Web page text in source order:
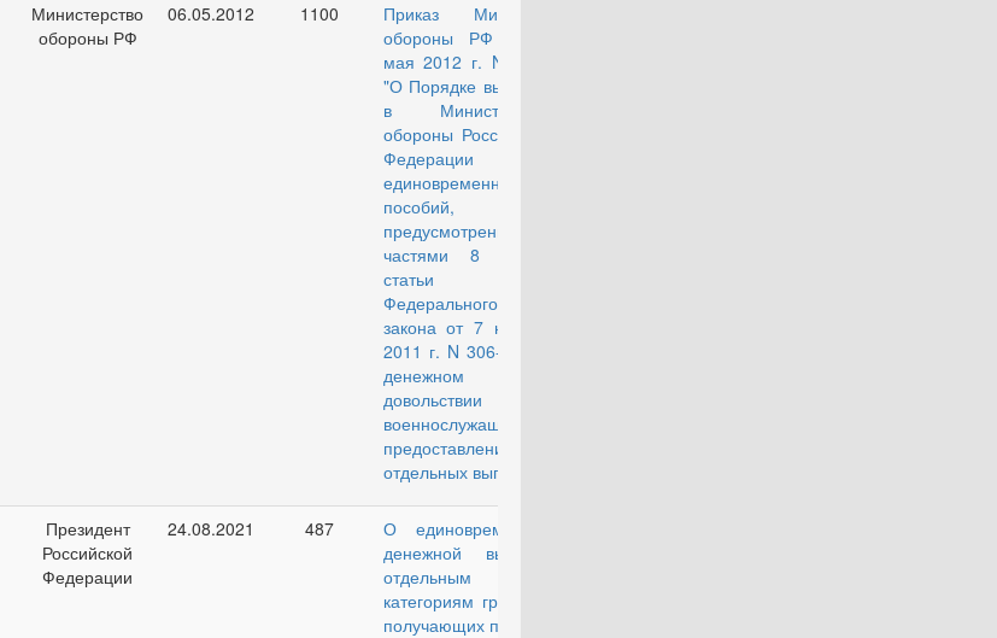
Министерство
обороны РФ
06.05.2012 1100
Приказ Министра
обороны РФ от 6
мая 2012 г. N 1100
"О Порядке выплаты
в Министерстве
обороны Российской
Федерации
единовременных
пособий,
предусмотренных
частями 8 и 12
статьи 3
Федерального
закона от 7 ноября
2011 г. N 306-ФЗ "О
денежном
довольствии
военнослужащих и
предоставлении им
отдельных выплат"
Президент
Российской
Федерации
24.08.2021 487
О единовременной
денежной выплате
отдельным
категориям граждан,
получающих пенсию